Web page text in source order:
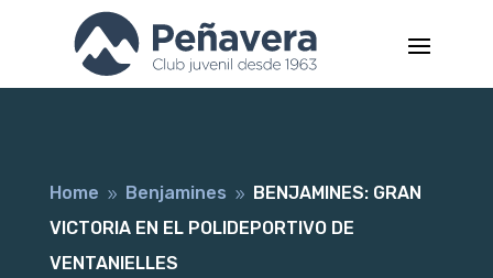
Home 9 Benjamines 9 BENJAMINES: GRAN
VICTORIA EN EL POLIDEPORTIVO DE
VENTANIELLES